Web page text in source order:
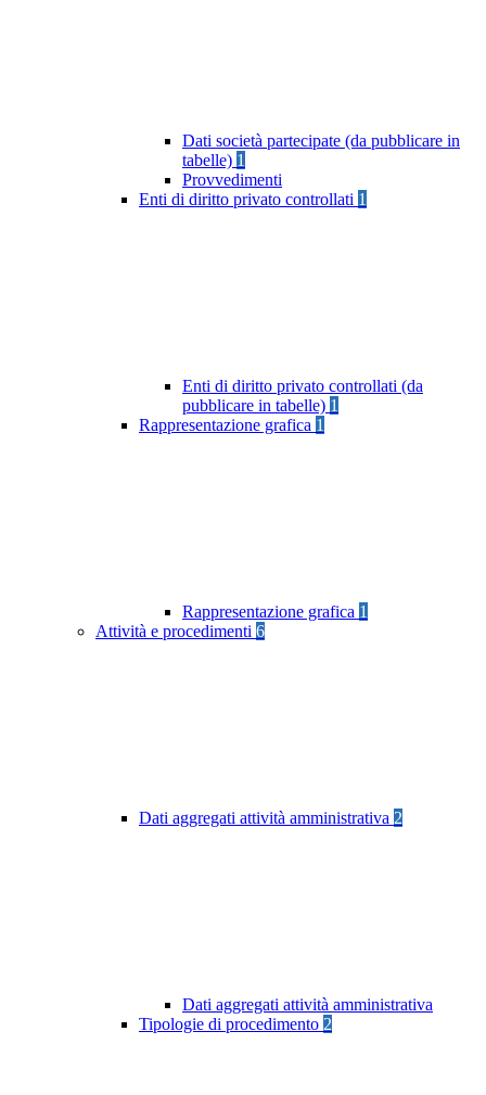
Dati società partecipate (da pubblicare in
tabelle) 1
Provvedimenti
Enti di diritto privato controllati 1
Enti di diritto privato controllati (da
pubblicare in tabelle) 1
Rappresentazione grafica 1
Rappresentazione grafica 1
Attività e procedimenti 6
Dati aggregati attività amministrativa 2
Dati aggregati attività amministrativa
Tipologie di procedimento 2